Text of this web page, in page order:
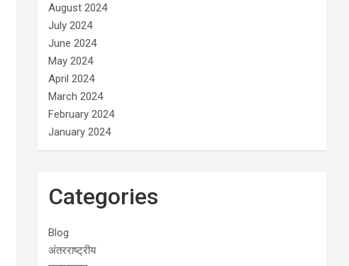
August 2024
July 2024
June 2024
May 2024
April 2024
March 2024
February 2024
January 2024
Categories
Blog
अंतरराष्ट्रीय